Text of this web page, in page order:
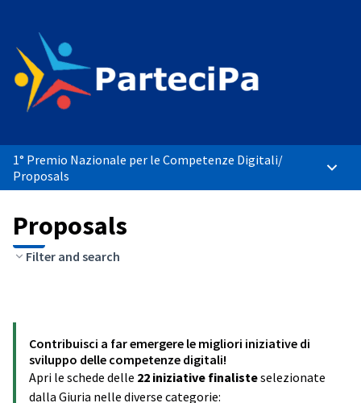
1° Premio Nazionale per le Competenze Digitali/
Proposals
Main
Proposals
Filter and search
Contribuisci a far emergere le migliori iniziative di
sviluppo delle competenze digitali!
Apri le schede delle 22 iniziative finalisteselezionate
dalla Giuria nelle diverse categorie: